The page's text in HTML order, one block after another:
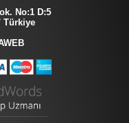
No:1 D:5
Türkiye